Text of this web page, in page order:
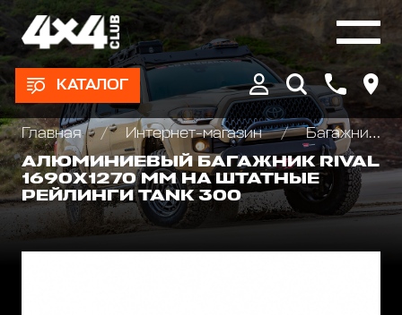
КАТАЛОГ
Главная Интернет-магазин
Багажники экспедиционные, автобоксы
АЛЮМИНИЕВЫЙ БАГАЖНИК RIVAL
1690Х1270 MM НА ШТАТНЫЕ
РЕЙЛИНГИ TANK 300